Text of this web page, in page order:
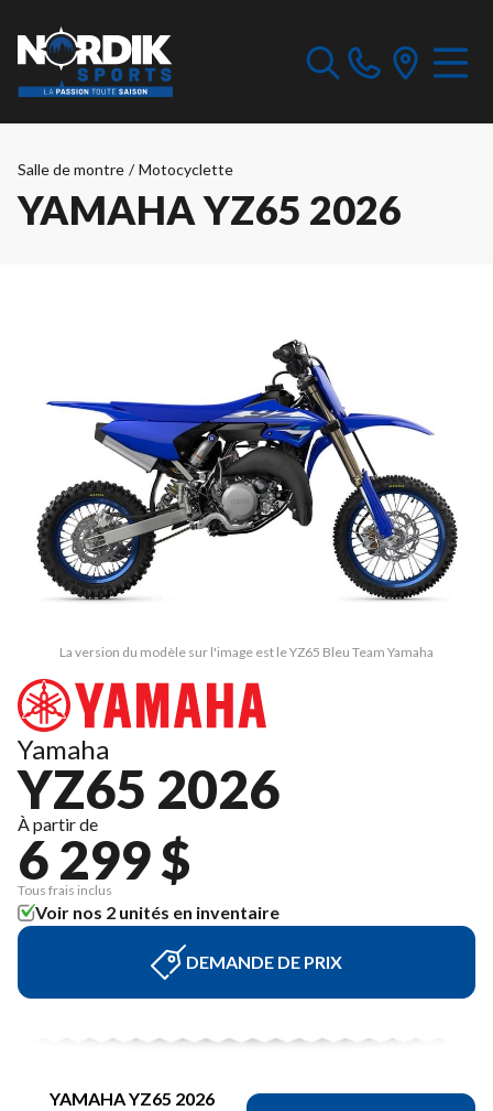
Salle de montre / Motocyclette
YAMAHA YZ65 2026
La version du modèle sur l'image est le YZ65 Bleu Team Yamaha
Yamaha
YZ65 2026
À partir de
6 299 $
Tous frais inclus
Voir nos 2 unités en inventaire
DEMANDE DE PRIX
YAMAHA YZ65 2026